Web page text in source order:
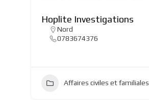
Hoplite Investigations
Nord
0783674376
Affaires civiles et familiales